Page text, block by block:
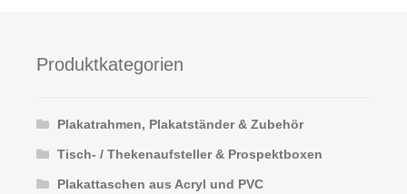
Produktkategorien
Plakatrahmen, Plakatständer & Zubehör
Tisch- / Thekenaufsteller & Prospektboxen
Plakattaschen aus Acryl und PVC